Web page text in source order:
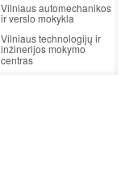
Vilniaus automechanikos
ir verslo mokykla
Vilniaus technologijų ir
inžinerijos mokymo
centras